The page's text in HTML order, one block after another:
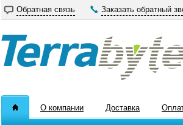
Обратная связь Заказать обратный
О компании Доставка